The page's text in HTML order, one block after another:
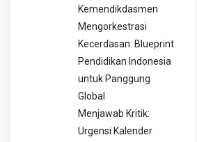
Kemendikdasmen
Mengorkestrasi
Kecerdasan: Blueprint
Pendidikan Indonesia
untuk Panggung
Global
Menjawab Kritik:
Urgensi Kalender